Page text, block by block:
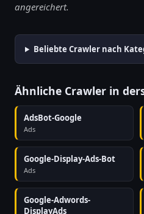
angereichert.
Beliebte Crawler nach
Ähnliche Crawler in
AdsBot-Google
Ads
Google-Display-Ads-Bot
Ads
Google-Adwords-
DisplayAds